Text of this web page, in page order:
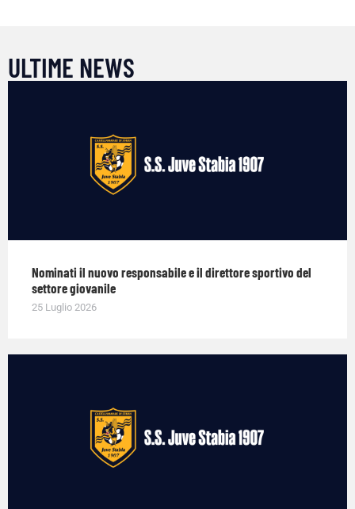
ULTIME NEWS
Nominati il nuovo responsabile e il direttore sportivo del
settore giovanile
25 Luglio 2026